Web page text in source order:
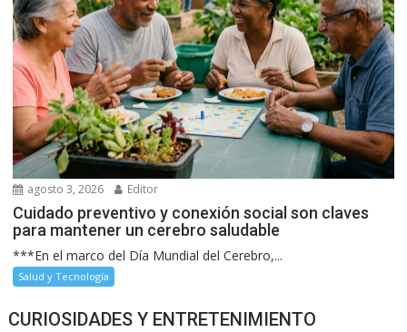
agosto 3, 2026 Editor
Cuidado preventivo y conexión social son claves
para mantener un cerebro saludable
***En el marco del Día Mundial del Cerebro,...
Salud y Tecnología
CURIOSIDADES Y ENTRETENIMIENTO